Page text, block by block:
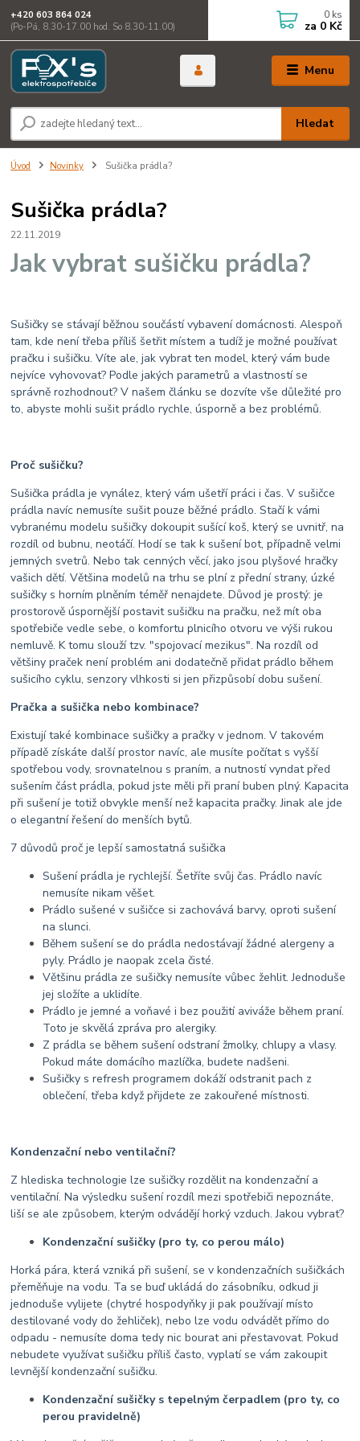
Menu
Hledat
+420 603 864 024
(Po-Pá, 8.30-17.00 hod. So 8.30-11.00)
0 ks
za 0 Kč
Úvod Novinky Sušička prádla?
Sušička prádla?
22.11.2019
Jak vybrat sušičku prádla?
Sušičky se stávají běžnou součástí vybavení domácnosti. Alespoň
tam, kde není třeba příliš šetřit místem a tudíž je možné používat
pračku i sušičku. Víte ale, jak vybrat ten model, který vám bude
nejvíce vyhovovat? Podle jakých parametrů a vlastností se
správně rozhodnout? V našem článku se dozvíte vše důležité pro
to, abyste mohli sušit prádlo rychle, úsporně a bez problémů.
Proč sušičku?
Sušička prádla je vynález, který vám ušetří práci i čas. V sušičce
prádla navíc nemusíte sušit pouze běžné prádlo. Stačí k vámi
vybranému modelu sušičky dokoupit sušící koš, který se uvnitř, na
rozdíl od bubnu, neotáčí. Hodí se tak k sušení bot, případně velmi
jemných svetrů. Nebo tak cenných věcí, jako jsou plyšové hračky
vašich dětí. Většina modelů na trhu se plní z přední strany, úzké
sušičky s horním plněním téměř nenajdete. Důvod je prostý: je
prostorově úspornější postavit sušičku na pračku, než mít oba
spotřebiče vedle sebe, o komfortu plnicího otvoru ve výši rukou
nemluvě. K tomu slouží tzv. "spojovací mezikus". Na rozdíl od
většiny praček není problém ani dodatečně přidat prádlo během
sušicího cyklu, senzory vlhkosti si jen přizpůsobí dobu sušení.
Pračka a sušička nebo kombinace?
Existují také kombinace sušičky a pračky v jednom. V takovém
případě získáte další prostor navíc, ale musíte počítat s vyšší
spotřebou vody, srovnatelnou s praním, a nutností vyndat před
sušením část prádla, pokud jste měli při praní buben plný. Kapacita
při sušení je totiž obvykle menší než kapacita pračky. Jinak ale jde
o elegantní řešení do menších bytů.
7 důvodů proč je lepší samostatná sušička
Sušení prádla je rychlejší. Šetříte svůj čas. Prádlo navíc
nemusíte nikam věšet.
Prádlo sušené v sušičce si zachovává barvy, oproti sušení
na slunci.
Během sušení se do prádla nedostávají žádné alergeny a
pyly. Prádlo je naopak zcela čisté.
Většinu prádla ze sušičky nemusíte vůbec žehlit. Jednoduše
jej složíte a uklidíte.
Prádlo je jemné a voňavé i bez použití aviváže během praní.
Toto je skvělá zpráva pro alergiky.
Z prádla se během sušení odstraní žmolky, chlupy a vlasy.
Pokud máte domácího mazlíčka, budete nadšeni.
Sušičky s refresh programem dokáží odstranit pach z
oblečení, třeba když přijdete ze zakouřené místnosti.
Kondenzační nebo ventilační?
Z hlediska technologie lze sušičky rozdělit na kondenzační a
ventilační. Na výsledku sušení rozdíl mezi spotřebiči nepoznáte,
liší se ale způsobem, kterým odvádějí horký vzduch. Jakou vybrat?
Kondenzační sušičky (pro ty, co perou málo)
Horká pára, která vzniká při sušení, se v kondenzačních sušičkách
přeměňuje na vodu. Ta se buď ukládá do zásobníku, odkud ji
jednoduše vylijete (chytré hospodyňky ji pak používají místo
destilované vody do žehliček), nebo lze vodu odvádět přímo do
odpadu - nemusíte doma tedy nic bourat ani přestavovat. Pokud
nebudete využívat sušičku příliš často, vyplatí se vám zakoupit
levnější kondenzační sušičku.
Kondenzační sušičky s tepelným čerpadlem (pro ty, co
perou pravidelně)